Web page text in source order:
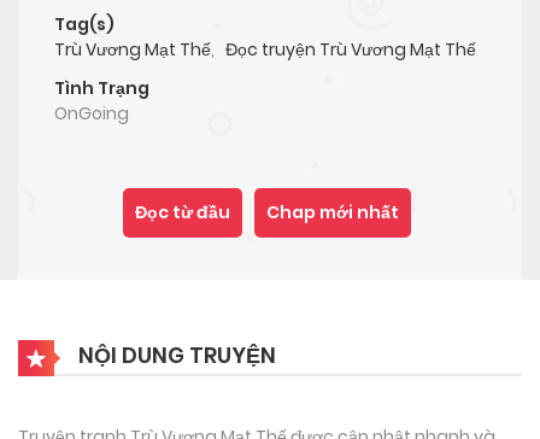
Tag(s)
Trù Vương Mạt Thế, Đọc truyện Trù Vương Mạt Thế
Tình Trạng
OnGoing
Đọc từ đầu Chap mới nhất
NỘI DUNG TRUYỆN